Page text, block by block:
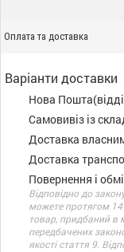
Оплата та доставка
Варіанти доставки
Нова
Самовивіз із
Доставка
Доставка
Повернення і
Відповідно до
можете протягом 14
товар, придбаний в
передбачених
якості стаття 9.